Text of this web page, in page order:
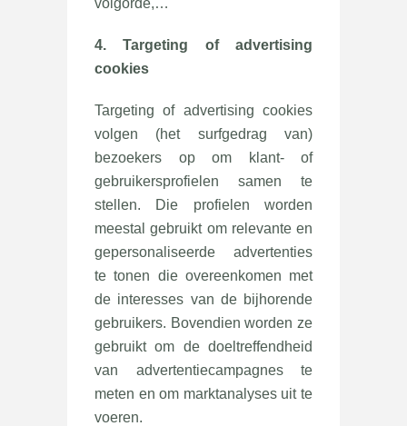
volgorde,…
4.Targeting of advertising
cookies
Targeting of advertising cookies
volgen (het surfgedrag van)
bezoekers op om klant- of
gebruikersprofielen samen te
stellen. Die profielen worden
meestal gebruikt om relevante en
gepersonaliseerde advertenties
te tonen die overeenkomen met
de interesses van de bijhorende
gebruikers. Bovendien worden ze
gebruikt om de doeltreffendheid
van advertentiecampagnes te
meten en om marktanalyses uit te
voeren.